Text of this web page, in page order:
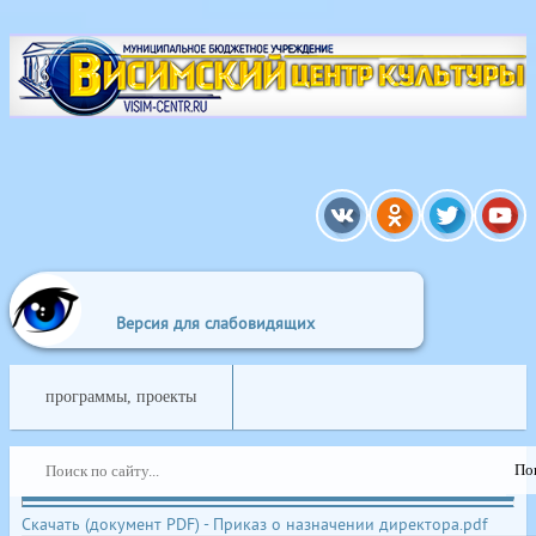
Версия для слабовидящих
программы, проекты
Скачать (документ PDF) - Приказ о назначении директора.pdf